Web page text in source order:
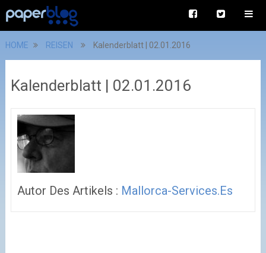
HOME REISEN Kalenderblatt | 02.01.2016
Kalenderblatt | 02.01.2016
Autor Des Artikels : Mallorca-Services.es